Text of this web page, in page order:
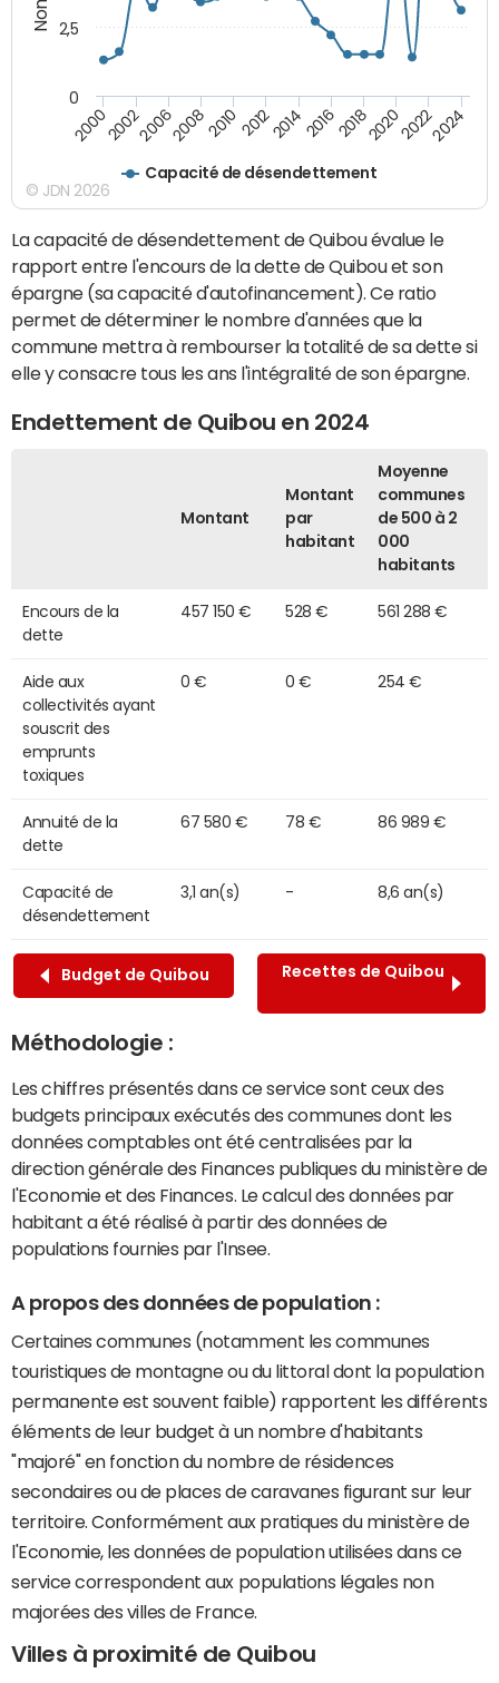
Capacité de désendettement
20002002200620082010 2012201420162018202020222024
0
2,5
© JDN 2026
La capacité de désendettement de Quibou évalue le
rapport entre l'encours de la dette de Quibou et son
épargne (sa capacité d'autofinancement). Ce ratio
permet de déterminer le nombre d'années que la
commune mettra à rembourser la totalité de sa dette si
elle y consacre tous les ans l'intégralité de son épargne.
Endettement de Quibou en 2024
Montant
Montant
par
habitant
Moyenne
communes
de 500 à 2
000
habitants
Encours de la
dette
457 150 € 528 € 561 288 €
Aide aux
collectivités ayant
souscrit des
emprunts
toxiques
0 € 0 € 254 €
Annuité de la
dette
67 580 € 78 € 86 989 €
Capacité de
désendettement
3,1 an(s) - 8,6 an(s)
Budget de Quibou Recettes de Quibou
Méthodologie :
Les chiffres présentés dans ce service sont ceux des
budgets principaux exécutés des communes dont les
données comptables ont été centralisées par la
direction générale des Finances publiques du ministère de
l'Economie et des Finances. Le calcul des données par
habitant a été réalisé à partir des données de
populations fournies par l'Insee.
A propos des données de population :
Certaines communes (notamment les communes
touristiques de montagne ou du littoral dont la population
permanente est souvent faible) rapportent les différents
éléments de leur budget à un nombre d'habitants
"majoré" en fonction du nombre de résidences
secondaires ou de places de caravanes figurant sur leur
territoire. Conformément aux pratiques du ministère de
l'Economie, les données de population utilisées dans ce
service correspondent aux populations légales non
majorées des villes de France.
Villes à proximité de Quibou